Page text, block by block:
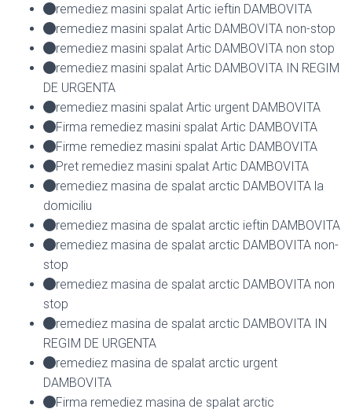
remediez masini spalat Artic ieftin DAMBOVITA
remediez masini spalat Artic DAMBOVITA non-stop
remediez masini spalat Artic DAMBOVITA non stop
remediez masini spalat Artic DAMBOVITA IN REGIM
DE URGENTA
remediez masini spalat Artic urgent DAMBOVITA
Firma remediez masini spalat Artic DAMBOVITA
Firme remediez masini spalat Artic DAMBOVITA
Pret remediez masini spalat Artic DAMBOVITA
remediez masina de spalat arctic DAMBOVITA la
domiciliu
remediez masina de spalat arctic ieftin DAMBOVITA
remediez masina de spalat arctic DAMBOVITA non-
stop
remediez masina de spalat arctic DAMBOVITA non
stop
remediez masina de spalat arctic DAMBOVITA IN
REGIM DE URGENTA
remediez masina de spalat arctic urgent
DAMBOVITA
Firma remediez masina de spalat arctic